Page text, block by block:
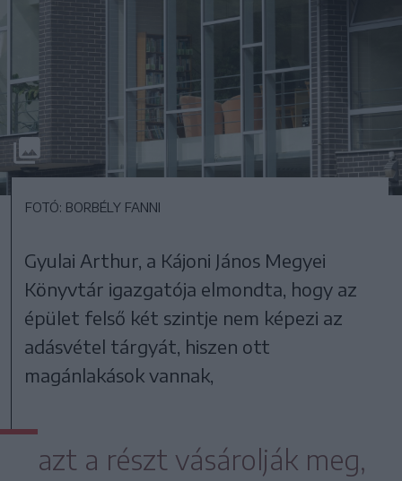
FOTÓ: BORBÉLY FANNI
Gyulai Arthur, a Kájoni János Megyei
Könyvtár igazgatója elmondta, hogy az
épület felső két szintje nem képezi az
adásvétel tárgyát, hiszen ott
magánlakások vannak,
azt a részt vásárolják meg,